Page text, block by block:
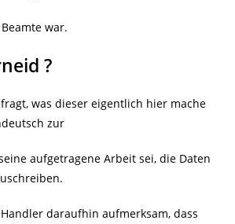
war.
?
was dieser eigentlich hier mache
zur
aufgetragene Arbeit sei, die Daten
daraufhin aufmerksam, dass